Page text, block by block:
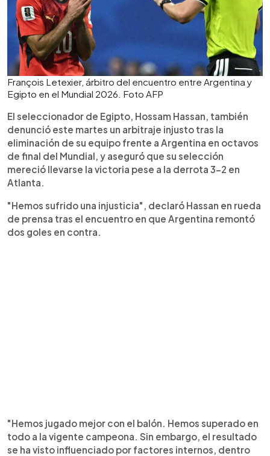
François Letexier, árbitro del encuentro entre Argentina y
Egipto en el Mundial 2026. Foto AFP
El seleccionador de Egipto, Hossam Hassan, también
denunció este martes un arbitraje injusto tras la
eliminación de su equipo frente a Argentina en octavos
de final del Mundial, y aseguró que su selección
mereció llevarse la victoria pese a la derrota 3-2 en
Atlanta.
"Hemos sufrido una injusticia", declaró Hassan en rueda
de prensa tras el encuentro en que Argentina remontó
dos goles en contra.
"Hemos jugado mejor con el balón. Hemos superado en
todo a la vigente campeona. Sin embargo, el resultado
se ha visto influenciado por factores internos, dentro